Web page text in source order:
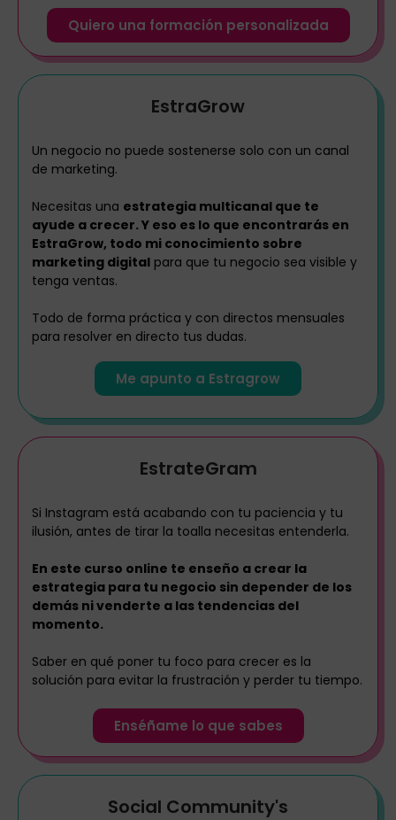
Quiero una formación personalizada
EstraGrow
Un negocio no puede sostenerse solo con un canal
de marketing.
Necesitas una estrategia multicanal que te
ayude a crecer. Y eso es lo que encontrarás en
EstraGrow, todo mi conocimiento sobre
marketing digital para que tu negocio sea visible y
tenga ventas.
Todo de forma práctica y con directos mensuales
para resolver en directo tus dudas.
Me apunto a Estragrow
EstrateGram
Si Instagram está acabando con tu paciencia y tu
ilusión, antes de tirar la toalla necesitas entenderla.
En este curso online te enseño a crear la
estrategia para tu negocio sin depender de los
demás ni venderte a las tendencias del
momento.
Saber en qué poner tu foco para crecer es la
solución para evitar la frustración y perder tu tiempo.
Enséñame lo que sabes
Social Community's